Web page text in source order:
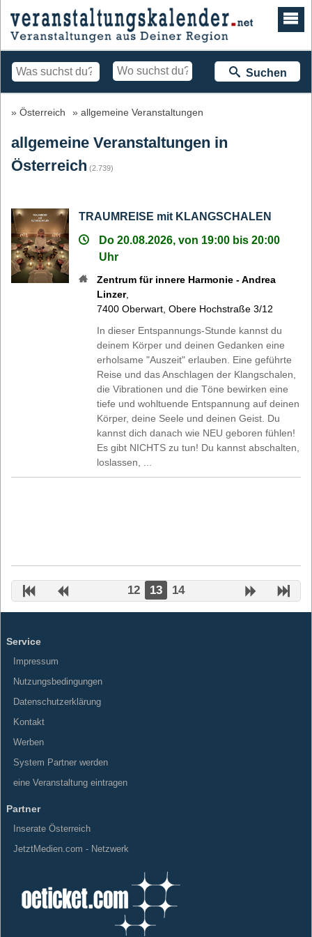
Suchen
Österreich allgemeine Veranstaltungen
allgemeine Veranstaltungen in
Österreich (2.739)
TRAUMREISE mit KLANGSCHALEN
Do 20.08.2026, von 19:00 bis 20:00
Uhr
Zentrum für innere Harmonie - Andrea
Linzer,
7400 Oberwart ,Obere Hochstraße 3/12
In dieser Entspannungs-Stunde kannst du
deinem Körper und deinen Gedanken eine
erholsame "Auszeit" erlauben. Eine geführte
Reise und das Anschlagen der Klangschalen,
die Vibrationen und die Töne bewirken eine
tiefe und wohltuende Entspannung auf deinen
Körper, deine Seele und deinen Geist. Du
kannst dich danach wie NEU geboren fühlen!
Es gibt NICHTS zu tun! Du kannst abschalten,
loslassen, ...
12 13 14
Service
Impressum
Nutzungsbedingungen
Datenschutzerklärung
Kontakt
Werben
System Partner werden
eine Veranstaltung eintragen
Partner
Inserate Österreich
JetztMedien.com - Netzwerk